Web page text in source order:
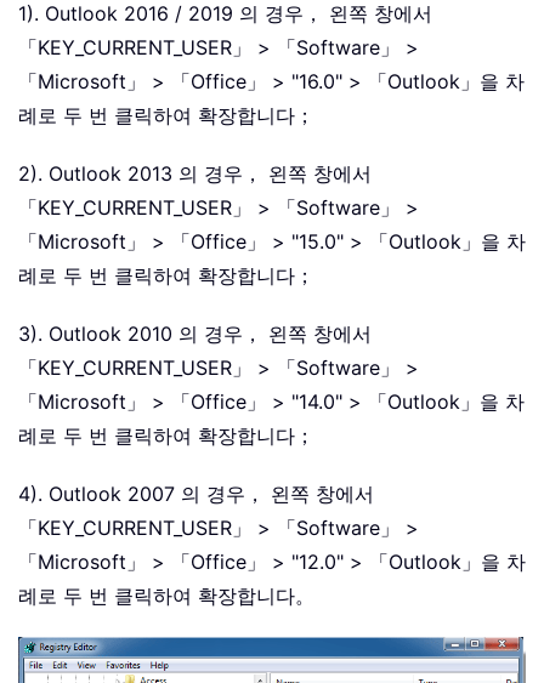
1). Outlook 2016 / 2019 의 경우， 왼쪽 창에서
「KEY_CURRENT_USER」 > 「Software」 >
「Microsoft」 > 「Office」 > "16.0" > 「Outlook」을 차
례로 두 번 클릭하여 확장합니다；
2). Outlook 2013 의 경우， 왼쪽 창에서
「KEY_CURRENT_USER」 > 「Software」 >
「Microsoft」 > 「Office」 > "15.0" > 「Outlook」을 차
례로 두 번 클릭하여 확장합니다；
3). Outlook 2010 의 경우， 왼쪽 창에서
「KEY_CURRENT_USER」 > 「Software」 >
「Microsoft」 > 「Office」 > "14.0" > 「Outlook」을 차
례로 두 번 클릭하여 확장합니다；
4). Outlook 2007 의 경우， 왼쪽 창에서
「KEY_CURRENT_USER」 > 「Software」 >
「Microsoft」 > 「Office」 > "12.0" > 「Outlook」을 차
례로 두 번 클릭하여 확장합니다。